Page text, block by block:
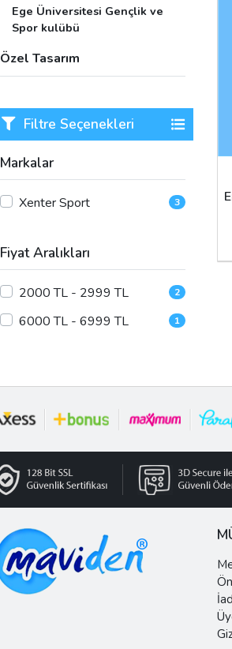
Ege Üniversitesi Gençlik ve
Spor kulübü
Özel Tasarım
Filtre Seçenekleri
Markalar
Xenter Sport 3
Fiyat Aralıkları
2000 TL - 2999 TL 2
6000 TL - 6999 TL 1